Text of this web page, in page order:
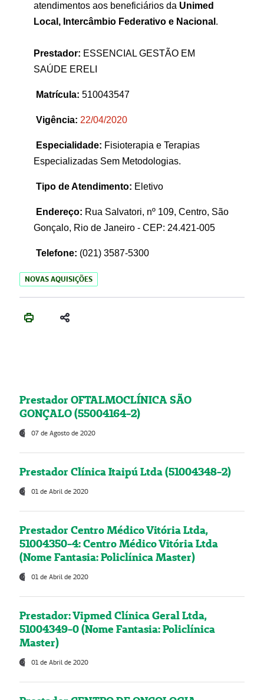
atendimentos aos beneficiários da Unimed
Local, Intercâmbio Federativo e Nacional .
Prestador: ESSENCIAL GESTÃO EM
SAÚDE ERELI
Matrícula: 510043547
Vigência: 22/04/2020
Especialidade: Fisioterapia e Terapias
Especializadas Sem Metodologias.
Tipo de Atendimento: Eletivo
Endereço: Rua Salvatori, nº 109, Centro, São
Gonçalo, Rio de Janeiro - CEP: 24.421-005
Telefone: (021) 3587-5300
NOVAS AQUISIÇÕES
Prestador OFTALMOCLÍNICA SÃO
GONÇALO (55004164-2)
07 de Agosto de 2020
Prestador Clínica Itaipú Ltda (51004348-2)
01 de Abril de 2020
Prestador Centro Médico Vitória Ltda,
51004350-4: Centro Médico Vitória Ltda
(Nome Fantasia: Policlínica Master)
01 de Abril de 2020
Prestador: Vipmed Clínica Geral Ltda,
51004349-0 (Nome Fantasia: Policlínica
Master)
01 de Abril de 2020